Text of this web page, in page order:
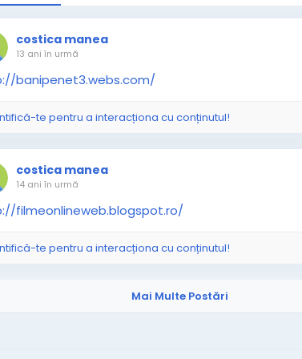
costica manea
13 ani în urmă
banipenet3.webs.com/
te pentru a interacționa cu conținutul!
costica manea
14 ani în urmă
filmeonlineweb.blogspot.ro/
te pentru a interacționa cu conținutul!
Mai Multe Postări